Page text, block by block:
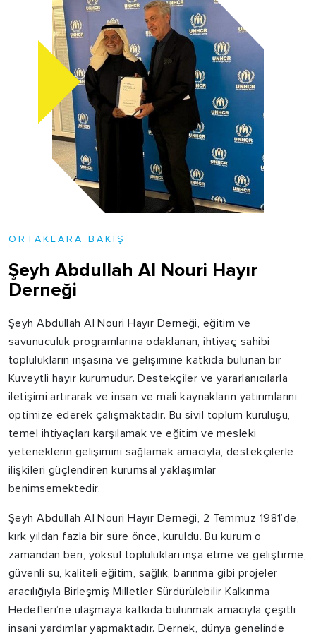
ORTAKLARA BAKIŞ
Şeyh Abdullah Al Nouri Hayır
Derneği
Şeyh Abdullah Al Nouri Hayır Derneği, eğitim ve
savunuculuk programlarına odaklanan, ihtiyaç sahibi
toplulukların inşasına ve gelişimine katkıda bulunan bir
Kuveytli hayır kurumudur. Destekçiler ve yararlanıcılarla
iletişimi artırarak ve insan ve mali kaynakların yatırımlarını
optimize ederek çalışmaktadır. Bu sivil toplum kuruluşu,
temel ihtiyaçları karşılamak ve eğitim ve mesleki
yeteneklerin gelişimini sağlamak amacıyla, destekçilerle
ilişkileri güçlendiren kurumsal yaklaşımlar
benimsemektedir.
Şeyh Abdullah Al Nouri Hayır Derneği, 2 Temmuz 1981’de,
kırk yıldan fazla bir süre önce, kuruldu. Bu kurum o
zamandan beri, yoksul toplulukları inşa etme ve geliştirme,
güvenli su, kaliteli eğitim, sağlık, barınma gibi projeler
aracılığıyla Birleşmiş Milletler Sürdürülebilir Kalkınma
Hedefleri’ne ulaşmaya katkıda bulunmak amacıyla çeşitli
insani yardımlar yapmaktadır. Dernek, dünya genelinde